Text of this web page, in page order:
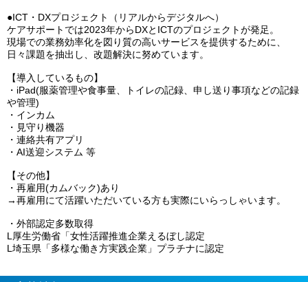
●ICT・DXプロジェクト（リアルからデジタルへ）
ケアサポートでは2023年からDXとICTのプロジェクトが発足。
現場での業務効率化を図り質の高いサービスを提供するために、
日々課題を抽出し、改題解決に努めています。
【導入しているもの】
・iPad(服薬管理や食事量、トイレの記録、申し送り事項などの記録
や管理)
・インカム
・見守り機器
・連絡共有アプリ
・AI送迎システム 等
【その他】
・再雇用(カムバック)あり
→再雇用にて活躍いただいている方も実際にいらっしゃいます。
・外部認定多数取得
L厚生労働省「女性活躍推進企業えるぼし認定
L埼玉県「多様な働き方実践企業」プラチナに認定